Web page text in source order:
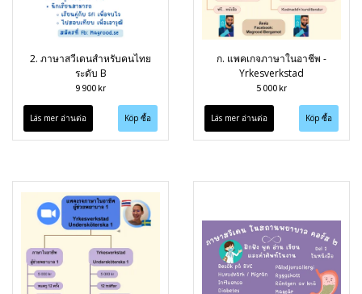
2. ภาษาสวีเดนสำหรับคนไทย
ระดับ B
9 900 kr
Läs mer อ่านต่อ
ก. แพคเกจภาษาในอาชีพ -
Yrkesverkstad
5 000 kr
Läs mer อ่านต่อ